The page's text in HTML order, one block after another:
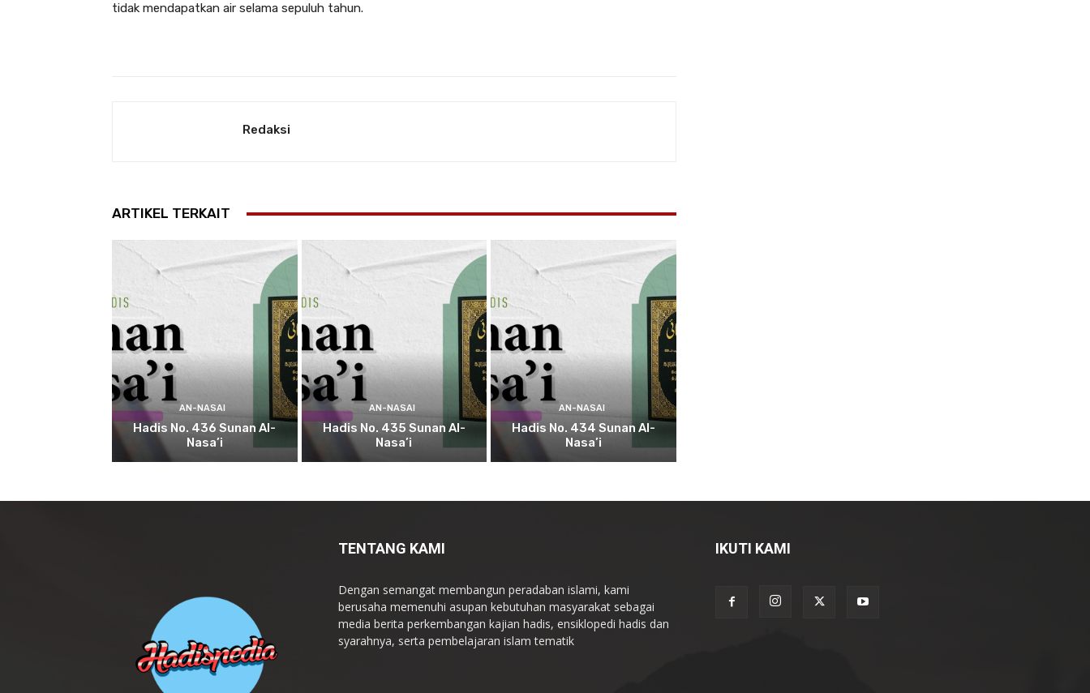
tidak mendapatkan air selama sepuluh tahun.
Redaksi
ARTIKEL TERKAIT
AN-NASAI
Hadis No. 436 Sunan Al-
Nasa’i
AN-NASAI
Hadis No. 435 Sunan Al-
Nasa’i
AN-NASAI
Hadis No. 434 Sunan Al-
Nasa’i
TENTANG KAMI
Dengan semangat membangun peradaban islami, kami
berusaha memenuhi asupan kebutuhan masyarakat sebagai
media berita perkembangan kajian hadis, ensiklopedi hadis dan
syarahnya, serta pembelajaran islam tematik
IKUTI KAMI